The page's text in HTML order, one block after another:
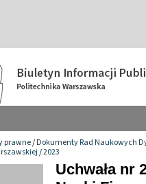
prawne/Dokumenty Rad Naukowych
/2023
Uchwała nr